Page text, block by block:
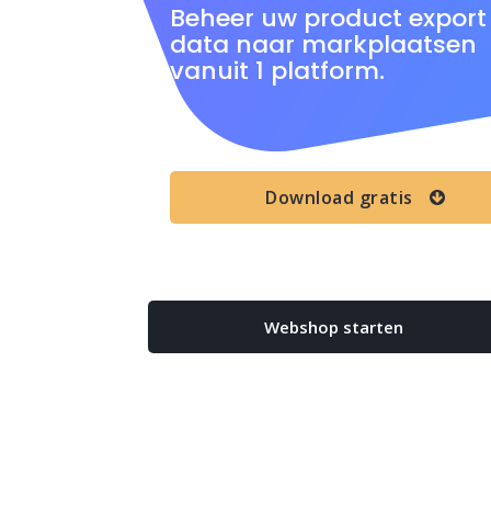
Beheer uw product export
data naar markplaatsen
vanuit 1 platform.
Download gratis
Webshop starten